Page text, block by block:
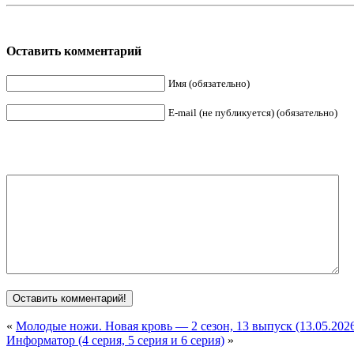
Оставить комментарий
Имя (обязательно)
E-mail (не публикуется) (обязательно)
« Молодые ножи. Новая кровь — 2 сезон, 13 выпуск
Информатор (4 серия, 5 серия и 6 серия) »